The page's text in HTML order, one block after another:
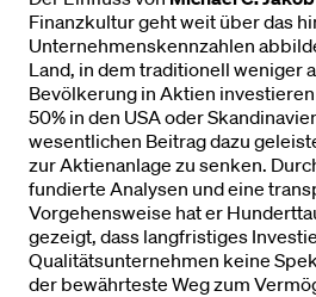
Finanzkultur geht weit über das
Unternehmenskennzahlen
Land, in dem traditionell weniger
Bevölkerung in Aktien
50% in den USA oder
wesentlichen Beitrag dazu
zur Aktienanlage zu senken.
fundierte Analysen und eine
Vorgehensweise hat er
gezeigt, dass langfristiges
Qualitätsunternehmen keine
der bewährteste Weg zum